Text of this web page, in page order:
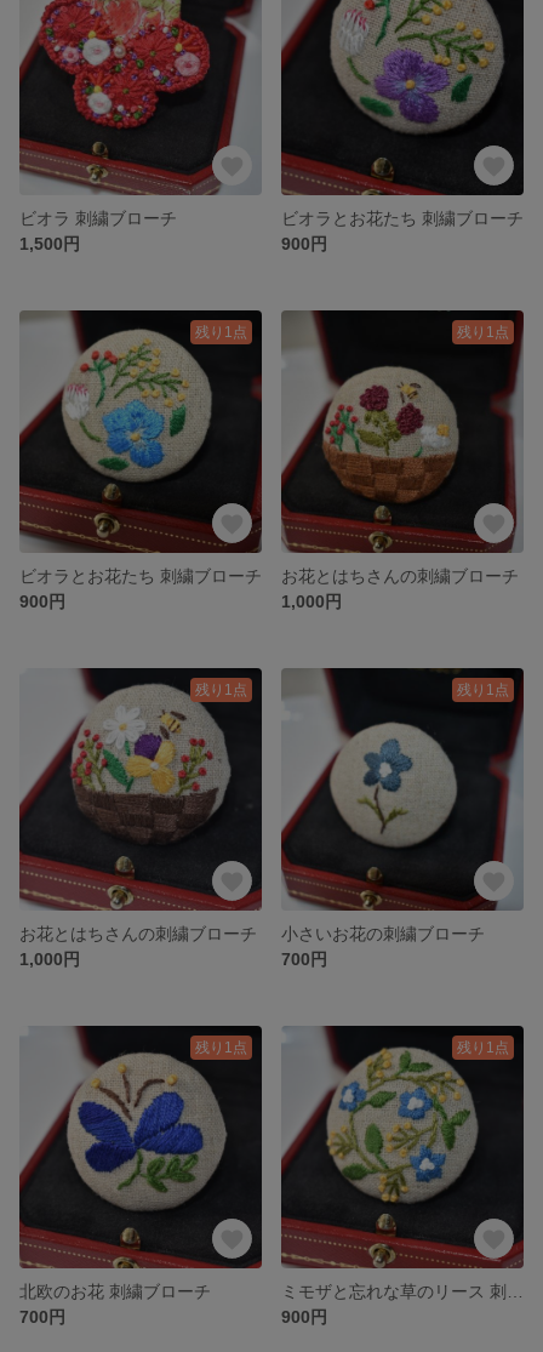
ビオラ 刺繍ブローチ
1,500円
ビオラとお花たち 刺繍ブローチ
900円
残り1点
ビオラとお花たち 刺繍ブローチ
900円
残り1点
お花とはちさんの刺繍ブローチ
1,000円
残り1点
お花とはちさんの刺繍ブローチ
1,000円
残り1点
小さいお花の刺繍ブローチ
700円
残り1点
北欧のお花 刺繍ブローチ
700円
残り1点
900円